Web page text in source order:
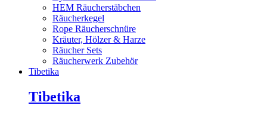
HEM Räucherstäbchen
Räucherkegel
Rope Räucherschnüre
Kräuter, Hölzer & Harze
Räucher Sets
Räucherwerk Zubehör
Tibetika
Tibetika